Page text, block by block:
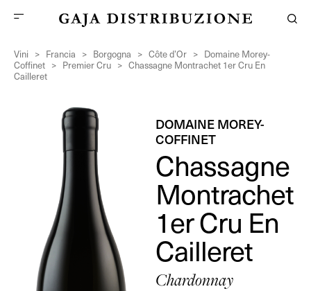
Vini > Francia > Borgogna > Côte d’Or > Domaine Morey-
Coffinet > Premier Cru > Chassagne Montrachet 1er Cru En
Cailleret
DOMAINE MOREY-
COFFINET
Chassagne
Montrachet
1er Cru En
Cailleret
Chardonnay